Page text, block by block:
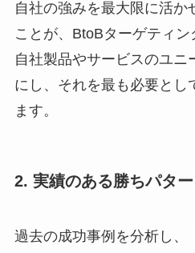
自社の強みを最大限に活か
ことが、BtoBターゲティン
自社製品やサービスのユニ
にし、それを最も必要とし
ます。
2. 実績のある勝ちパタ
過去の成功事例を分析し、